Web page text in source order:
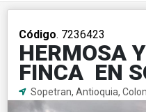
Código. 7236423
HERMOSA
FINCA EN
Sopetran, Antioquia,